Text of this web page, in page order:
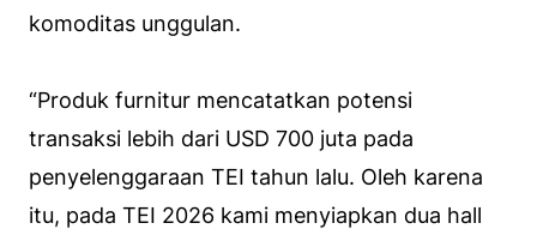
komoditas unggulan.
“Produk furnitur mencatatkan potensi
transaksi lebih dari USD 700 juta pada
penyelenggaraan TEI tahun lalu. Oleh karena
itu, pada TEI 2026 kami menyiapkan dua hall